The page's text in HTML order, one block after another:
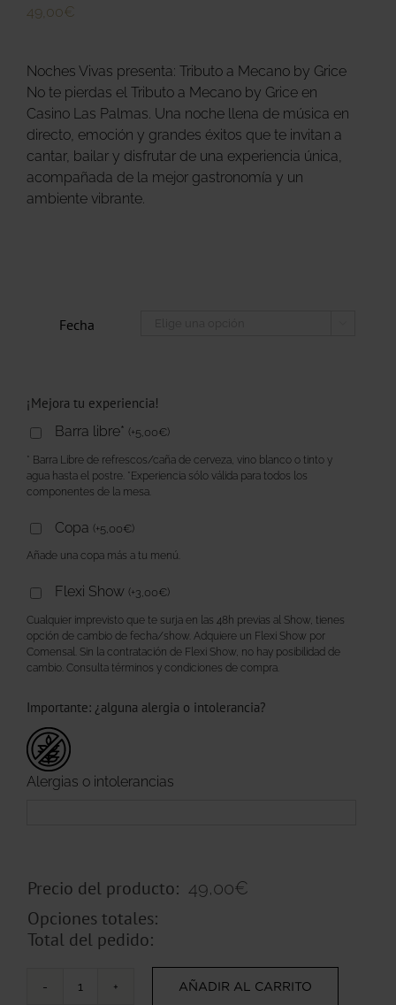
49,00€
Noches Vivas presenta: Tributo a Mecano by Grice
No te pierdas el Tributo a Mecano by Grice en
Casino Las Palmas. Una noche llena de música en
directo, emoción y grandes éxitos que te invitan a
cantar, bailar y disfrutar de una experiencia única,
acompañada de la mejor gastronomía y un
ambiente vibrante.
Fecha
¡Mejora tu experiencia!
Barra libre* (+5,00€)
* Barra Libre de refrescos/caña de cerveza, vino blanco o tinto y
agua hasta el postre. *Experiencia sólo válida para todos los
componentes de la mesa.
Copa (+5,00€)
Añade una copa más a tu menú.
Flexi Show (+3,00€)
Cualquier imprevisto que te surja en las 48h previas al Show, tienes
opción de cambio de fecha/show. Adquiere un Flexi Show por
Comensal. Sin la contratación de Flexi Show, no hay posibilidad de
cambio. Consulta términos y condiciones de compra.
Importante: ¿alguna alergia o intolerancia?
Alergias o intolerancias
Precio del producto: 49,00€
Opciones totales:
Total del pedido:
Tributo
AÑADIR AL CARRITO